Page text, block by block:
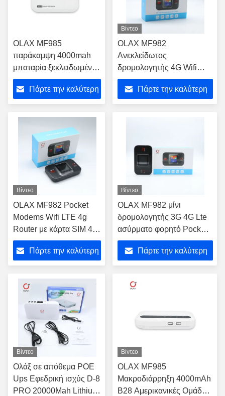
OLAX MF985
παράκαμψη 4000mah
μπαταρία ξεκλειδωμένο
φορητό hotspot esim
SIM κάρτα ασύρματη
τσέπη wifi6 4g lte
φορητό wifi 4g
Πάρτε την καλύτερη
Βίντεο
OLAX MF982
Ανεκλείδωτος
δρομολογητής 4G Wifi
δρομολογητής ασύρματος
Cat4 4G μόντεμ με κάρτα
SIM και μπαταρία
Πάρτε την καλύτερη
Βίντεο
OLAX MF982 Pocket
Modems Wifi LTE 4g
Router με κάρτα SIM 4g
Wifi Router
Πάρτε την καλύτερη
Βίντεο
OLAX MF982 μίνι
δρομολογητής 3G 4G Lte
ασύρματο φορητό Pocket
wi-fi Mobile Hotspot Car
WiFi δρομολογητής με slot
κάρτας SIM
Πάρτε την καλύτερη
Βίντεο
Ολάξ σε απόθεμα POE
Ups Εφεδρική ισχύς D-8
PRO 20000Mah Lithium
Βίντεο
OLAX MF985
Μακροδιάρρηξη 4000mAh
B28 Αμερικανικές Ομάδες